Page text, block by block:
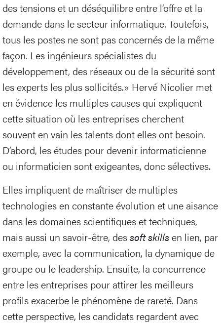
des tensions et un déséquilibre entre l’offre et la
demande dans le secteur informatique. Toutefois,
tous les postes ne sont pas concernés de la même
façon. Les ingénieurs spécialistes du
développement, des réseaux ou de la sécurité sont
les experts les plus sollicités.» Hervé Nicolier met
en évidence les multiples causes qui expliquent
cette situation où les entreprises cherchent
souvent en vain les talents dont elles ont besoin.
D’abord, les études pour devenir informaticienne
ou informaticien sont exigeantes, donc sélectives.
Elles impliquent de maîtriser de multiples
technologies en constante évolution et une aisance
dans les domaines scientifiques et techniques,
mais aussi un savoir-être, dessoft skillsen lien, par
exemple, avec la communication, la dynamique de
groupe ou le leadership. Ensuite, la concurrence
entre les entreprises pour attirer les meilleurs
profils exacerbe le phénomène de rareté. Dans
cette perspective, les candidats regardent avec